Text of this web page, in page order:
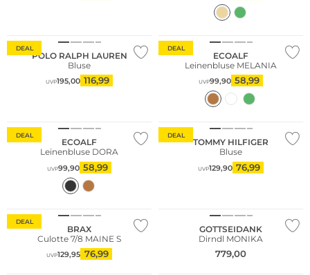
DEAL
POLO RALPH LAUREN
Bluse
UVP195,00 116,99
DEAL
ECOALF
Leinenbluse MELANIA
UVP99,90 58,99
DEAL
ECOALF
Leinenbluse DORA
UVP99,90 58,99
DEAL
TOMMY HILFIGER
Bluse
UVP129,90 76,99
DEAL
BRAX
Culotte 7/8 MAINE S
UVP129,95 76,99
GOTTSEIDANK
Dirndl MONIKA
779,00